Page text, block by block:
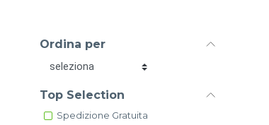
Ordina per
Ordina per
Top Selection
Spedizione Gratuita